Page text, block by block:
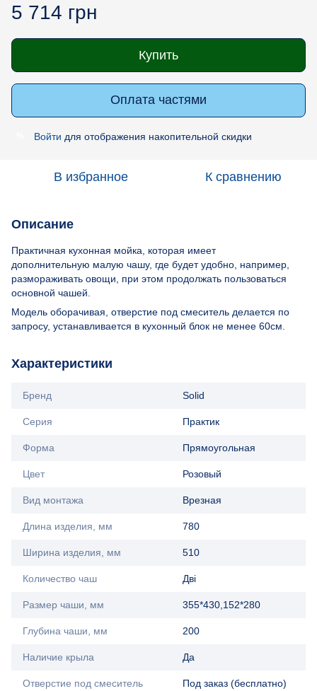
5 714 грн
Купить
Оплата частями
Войти для отображения накопительной скидки
В избранное К сравнению
Описание
Практичная кухонная мойка, которая имеет
дополнительную малую чашу, где будет удобно, например,
размораживать овощи, при этом продолжать пользоваться
основной чашей.
Модель оборачивая, отверстие под смеситель делается по
запросу, устанавливается в кухонный блок не менее 60см.
Характеристики
Бренд Solid
Серия Практик
Форма Прямоугольная
Цвет Розовый
Вид монтажа Врезная
Длина изделия, мм 780
Ширина изделия, мм 510
Количество чаш Дві
Размер чаши, мм 355*430,152*280
Глубина чаши, мм 200
Наличие крыла Да
Отверстие под смеситель Под заказ (бесплатно)